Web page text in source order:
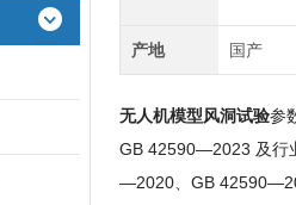
产地 国产
无人机模型风洞试验参
GB 42590—2023 及行
—2020、GB